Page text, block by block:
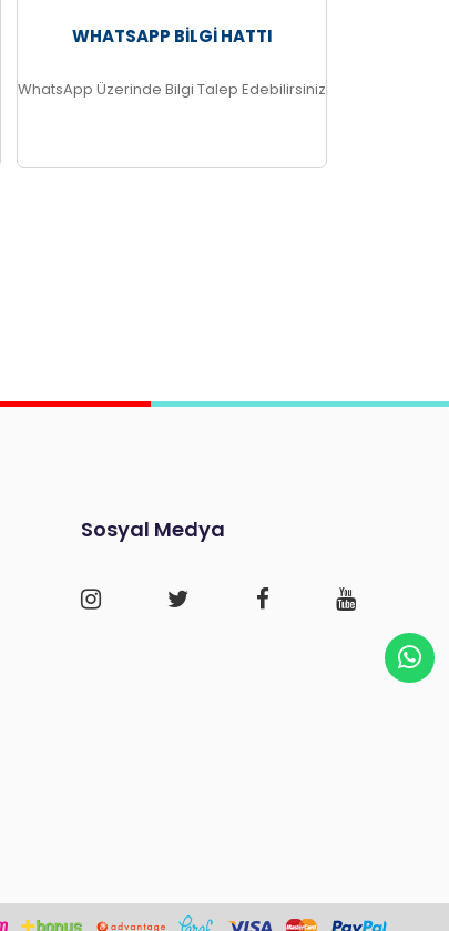
WHATSAPP BILGI HATTI
WhatsApp Üzerinde Bilgi Talep Edebilirsiniz
Sosyal Medya